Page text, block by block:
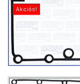
Akciós!